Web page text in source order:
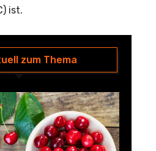
ist.
zum Thema